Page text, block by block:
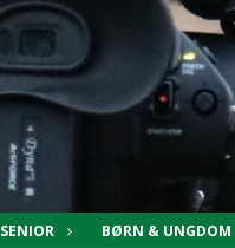
SENIOR BØRN & UNGDOM